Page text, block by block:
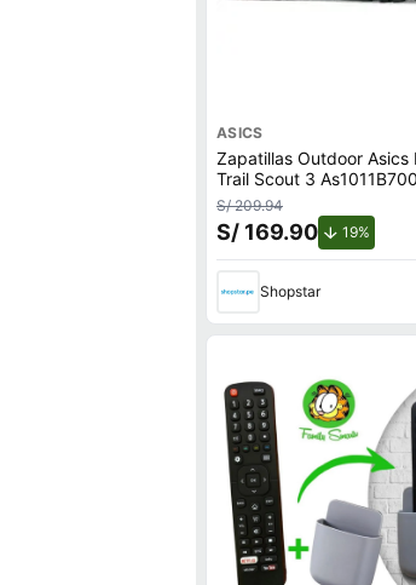
ASICS
Zapatillas Outdoor Asics
Trail Scout 3
Negro
S/ 209.94
S/ 169.90 19%de
Shopstar